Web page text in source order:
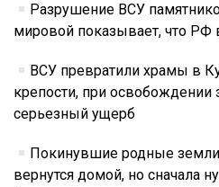
Разрушение ВСУ
мировой показывает, что РФ
ВСУ превратили храмы в
крепости, при
серьезный ущерб
Покинувшие родные земли
вернутся домой, но сначала